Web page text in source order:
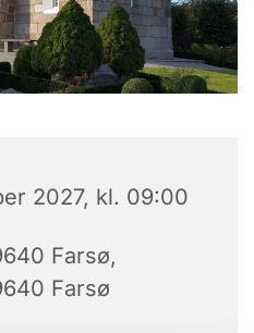
2027, kl. 09:00
Farsø,
Farsø